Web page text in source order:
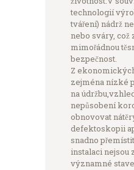
technologií
tváření) nádrž
nebo sváry, což
mimořádnou
bezpečnost.
Z
zejména nízké
na
nepůsobení
obnovovat
defektoskopii
snadno
instalaci nejsou
významné